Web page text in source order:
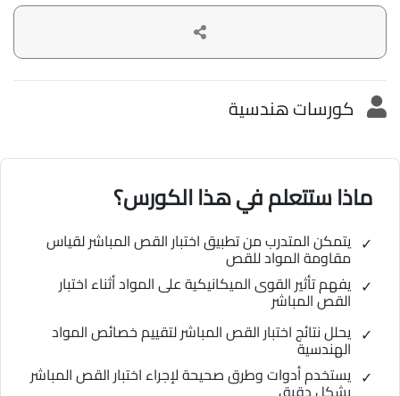
كورسات هندسية
ماذا ستتعلم في هذا الكورس؟
يتمكن المتدرب من تطبيق اختبار القص المباشر لقياس
مقاومة المواد للقص
يفهم تأثير القوى الميكانيكية على المواد أثناء اختبار
القص المباشر
يحلل نتائج اختبار القص المباشر لتقييم خصائص المواد
الهندسية
يستخدم أدوات وطرق صحيحة لإجراء اختبار القص المباشر